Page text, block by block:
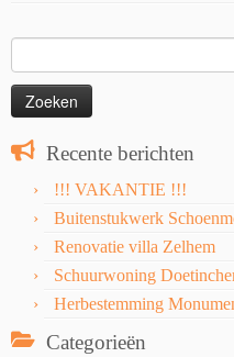
naar:
Recente berichten
!!! VAKANTIE !!!
Buitenstukwerk
Renovatie villa Zelhem
Schuurwoning
Herbestemming
Categorieën